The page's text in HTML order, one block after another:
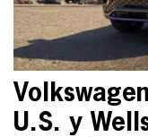
U.S. y